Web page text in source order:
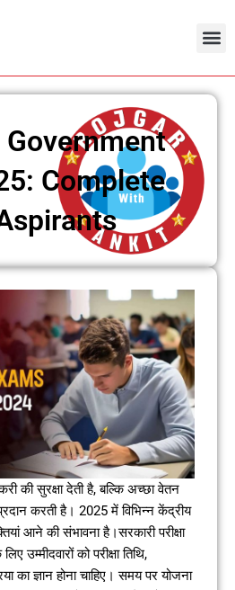
Complete
की सुरक्षा देती है, बल्कि अच्छा वेतन
करती है। 2025 में विभिन्न केंद्रीय
आने की संभावना है।सरकारी परीक्षा
उम्मीदवारों को परीक्षा तिथि,
का ज्ञान होना चाहिए। समय पर योजना